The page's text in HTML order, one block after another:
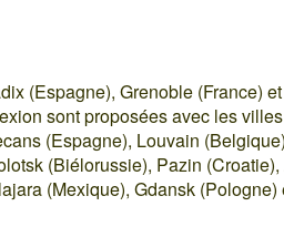
(Espagne), Grenoble (France)
sont proposées avec les
(Espagne), Louvain
(Biélorussie), Pazin
(Mexique), Gdansk